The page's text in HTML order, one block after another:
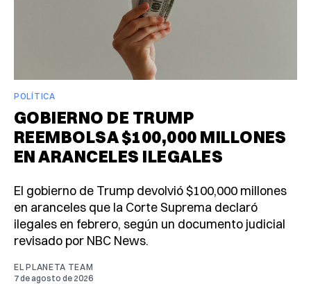
POLÍTICA
GOBIERNO DE TRUMP
REEMBOLSA $100,000 MILLONES
EN ARANCELES ILEGALES
El gobierno de Trump devolvió $100,000 millones
en aranceles que la Corte Suprema declaró
ilegales en febrero, según un documento judicial
revisado por NBC News.
EL PLANETA TEAM
7 de agosto de 2026